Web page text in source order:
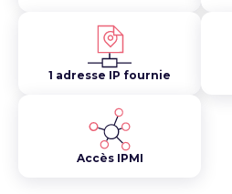
1 adresse IP fournie
Accès IPMI